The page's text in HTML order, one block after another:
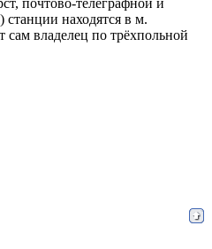
почтово-телеграфной и
станции находятся в м.
владелец по трёхпольной